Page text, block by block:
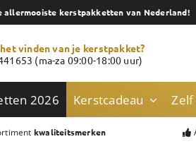
allermooiste kerstpakketten van Nederland!
vinden van je kerstpakket?
(ma-za 09:00-18:00 uur)
2026 Kerstcadeau Zelf
kwaliteitsmerken